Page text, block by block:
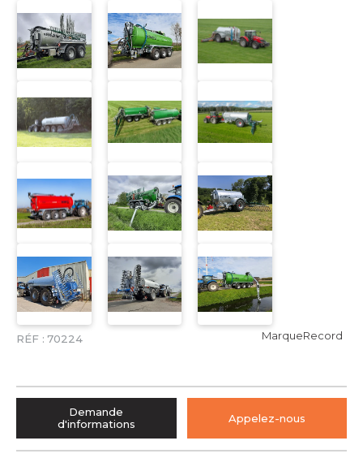
RÉF : 70224 MarqueRecord
Demande
d'informations
Appelez-nous